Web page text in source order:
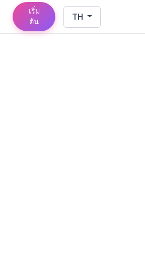
เริ่ม
ต้น
TH